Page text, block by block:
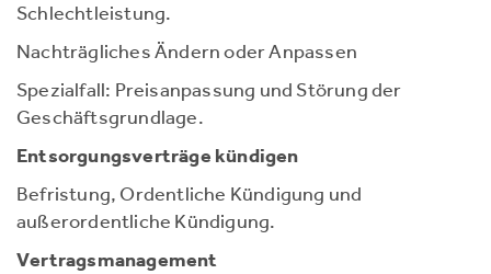
Schlechtleistung.
Nachträgliches Ändern oder Anpassen
Spezialfall: Preisanpassung und Störung der
Geschäftsgrundlage.
Entsorgungsverträge kündigen
Befristung, Ordentliche Kündigung und
außerordentliche Kündigung.
Vertragsmanagement